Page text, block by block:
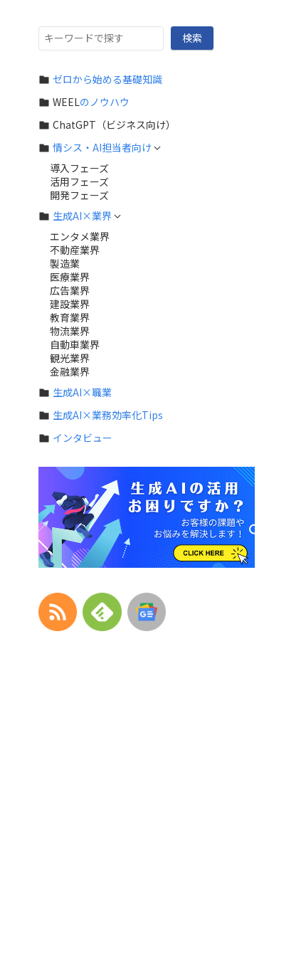
検
索
検索
ゼロから始める基礎知識
WEELのノウハウ
ChatGPT（ビジネス向け）
情シス・AI担当者向け
導入フェーズ
活用フェーズ
開発フェーズ
生成AI×業界
エンタメ業界
不動産業界
製造業
医療業界
広告業界
建設業界
教育業界
物流業界
自動車業界
観光業界
金融業界
生成AI×職業
生成AI×業務効率化Tips
インタビュー